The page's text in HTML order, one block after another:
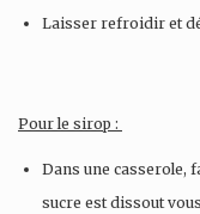
Laisser refroidir et
Pour le sirop :
Dans une casserole,
sucre est dissout